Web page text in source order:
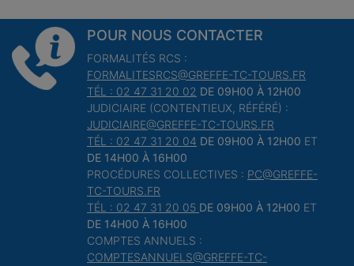
POUR NOUS CONTACTER
FORMALITÉS RCS :
FORMALITESRCS@GREFFE-TC-TOURS.FR
TÉL : 02 47 31 20 02 DE 09H00 À 12H00
JUDICIAIRE (CONTENTIEUX, RÉFÉRÉ) :
JUDICIAIRE@GREFFE-TC-TOURS.FR
TÉL : 02 47 31 20 04 DE 09H00 À 12H00 ET
DE 14H00 À 16H00
PROCÉDURES COLLECTIVES : PC@GREFFE-
TC-TOURS.FR
TÉL : 02 47 31 20 05 DE 09H00 À 12H00 ET
DE 14H00 À 16H00
COMPTES ANNUELS :
COMPTESANNUELS@GREFFE-TC-